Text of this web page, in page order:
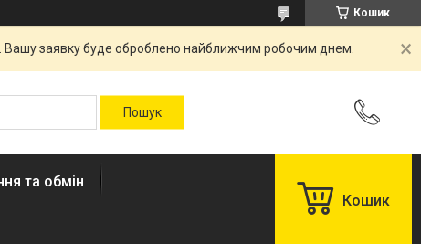
Кошик
Вашу заявку буде оброблено найближчим робочим днем.
та обмін
Кошик